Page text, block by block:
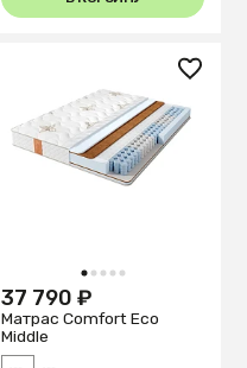
1 2 3 4 5
37 790 ₽
Матрас Comfort Eco
Middle